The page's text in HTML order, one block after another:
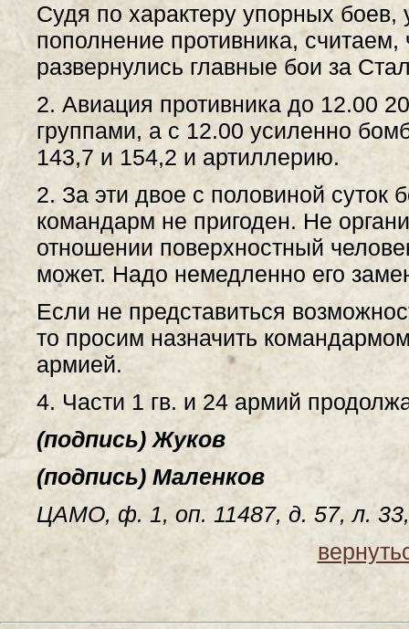
Судя по характеру упорных
пополнение противника,
развернулись главные бои за
2. Авиация противника до 12.00
группами, а с 12.00 усиленно
143,7 и 154,2 и артиллерию.
2. За эти двое с половиной суток
командарм не пригоден. Не
отношении поверхностный
может. Надо немедленно его
Если не представиться
то просим назначить
армией.
4. Части 1 гв. и 24 армий
(подпись) Жуков
(подпись) Маленков
ЦАМО, ф. 1, оп. 11487, д. 57, л.